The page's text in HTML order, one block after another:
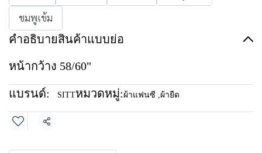
ชมพูเข้ม
คำอธิบายสินค้าแบบย่อ
หน้ากว้าง 58/60"
แบรนด์: SITTหมวดหมู่: ผ้าแฟนซี ,ผ้ายืด
แชร์